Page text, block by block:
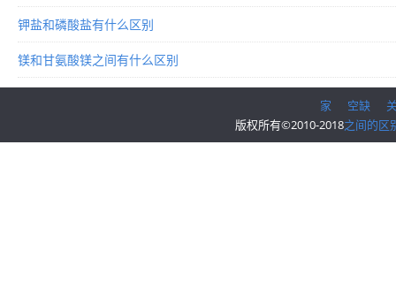
钾盐和磷酸盐有什么区别
镁和甘氨酸镁之间有什么区别
家 空缺
版权所有©2010-2018之间的区